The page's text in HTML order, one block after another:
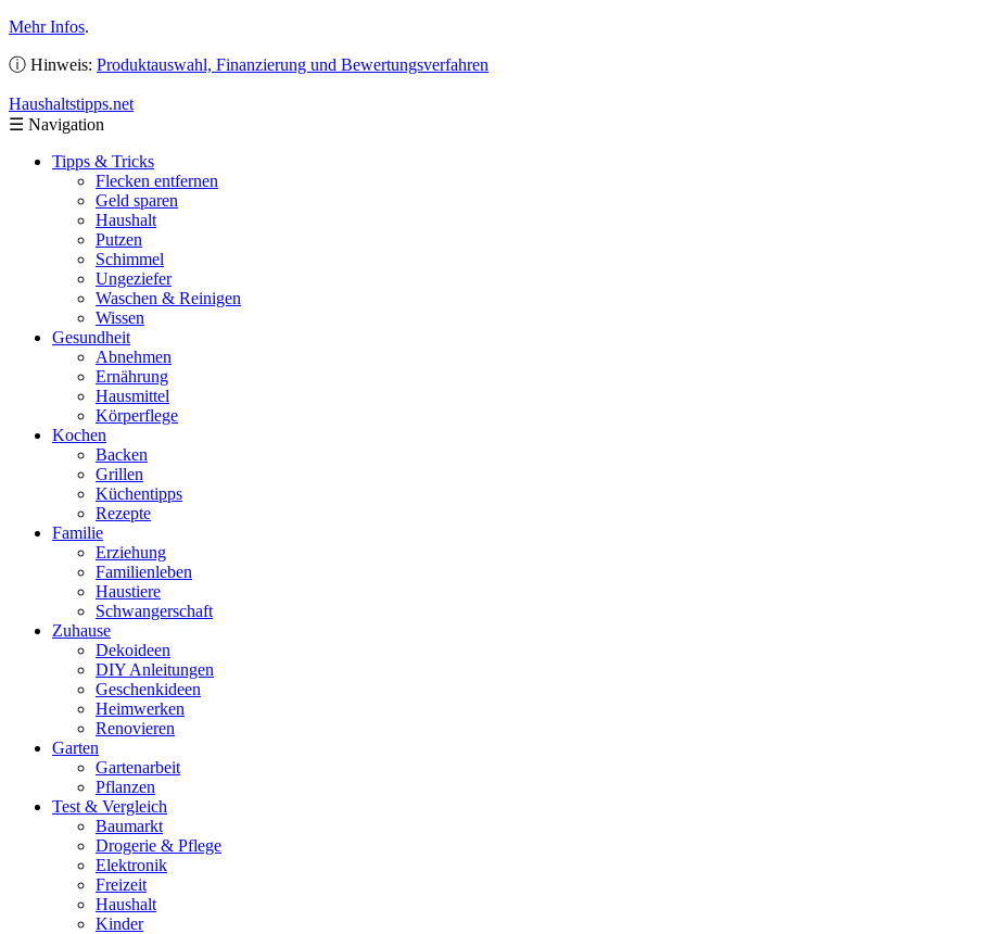
Mehr Infos.
ⓘ Hinweis: Produktauswahl, Finanzierung und Bewertungsverfahren
Haushaltstipps.net
☰ Navigation
Tipps & Tricks
Flecken entfernen
Geld sparen
Haushalt
Putzen
Schimmel
Ungeziefer
Waschen & Reinigen
Wissen
Gesundheit
Abnehmen
Ernährung
Hausmittel
Körperflege
Kochen
Backen
Grillen
Küchentipps
Rezepte
Familie
Erziehung
Familienleben
Haustiere
Schwangerschaft
Zuhause
Dekoideen
DIY Anleitungen
Geschenkideen
Heimwerken
Renovieren
Garten
Gartenarbeit
Pflanzen
Test & Vergleich
Baumarkt
Drogerie & Pflege
Elektronik
Freizeit
Haushalt
Kinder